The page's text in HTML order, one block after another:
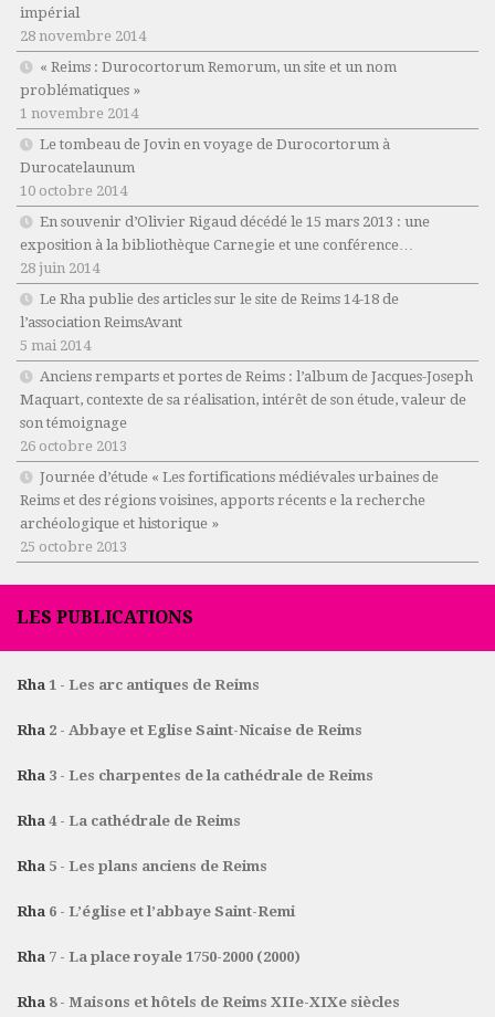
impérial
28 novembre 2014
« Reims : Durocortorum Remorum, un site et un nom
problématiques »
1 novembre 2014
Le tombeau de Jovin en voyage de Durocortorum à
Durocatelaunum
10 octobre 2014
En souvenir d’Olivier Rigaud décédé le 15 mars 2013 : une
exposition à la bibliothèque Carnegie et une conférence…
28 juin 2014
Le Rha publie des articles sur le site de Reims 14-18 de
l’association ReimsAvant
5 mai 2014
Anciens remparts et portes de Reims : l’album de Jacques-Joseph
Maquart, contexte de sa réalisation, intérêt de son étude, valeur de
son témoignage
26 octobre 2013
Journée d’étude « Les fortifications médiévales urbaines de
Reims et des régions voisines, apports récents e la recherche
archéologique et historique »
25 octobre 2013
LES PUBLICATIONS
Rha 1 - Les arc antiques de Reims
Rha 2 - Abbaye et Eglise Saint-Nicaise de Reims
Rha 3 - Les charpentes de la cathédrale de Reims
Rha 4 - La cathédrale de Reims
Rha 5 - Les plans anciens de Reims
Rha 6 - L’église et l’abbaye Saint-Remi
Rha 7 - La place royale 1750-2000 (2000)
Rha 8 - Maisons et hôtels de Reims XIIe-XIXe siècles